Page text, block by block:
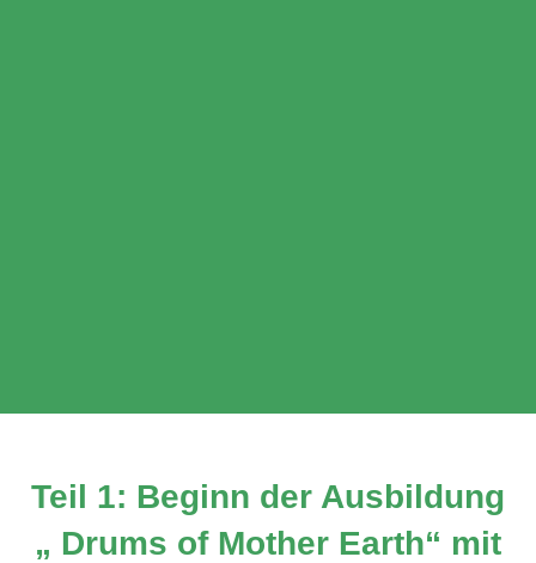
Teil 1: Beginn der Ausbildung
„ Drums of Mother Earth“ mit